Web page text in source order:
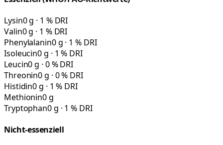
Lysin0 g · 1 % DRI
Valin0 g · 1 % DRI
Phenylalanin0 g · 1 % DRI
Isoleucin0 g · 1 % DRI
Leucin0 g · 0 % DRI
Threonin0 g · 0 % DRI
Histidin0 g · 1 % DRI
Methionin0 g
Tryptophan0 g · 1 % DRI
Nicht-essenziell